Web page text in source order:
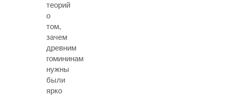
теорий
о
том,
зачем
древним
гомининам
нужны
были
ярко